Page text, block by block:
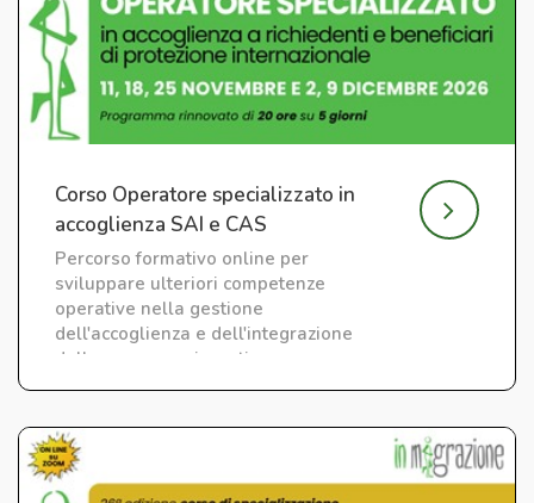
Corso Operatore specializzato in
accoglienza SAI e CAS
Percorso formativo online per
sviluppare ulteriori competenze
operative nella gestione
dell'accoglienza e dell'integrazione
delle persone migranti.